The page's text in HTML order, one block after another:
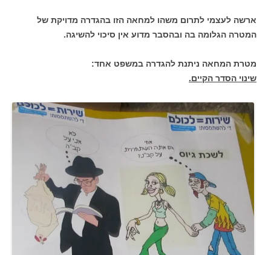
ארשה לעצמי לתרום משהו למחאה הזו בהגדרה מדויקת של
המטרה הגלומה בה ובהסבר מדוע אין סיכוי להשיגה.
מטרת המחאה ניתנת להגדרה במשפט אחד:
שינוי הסדר הקיים.